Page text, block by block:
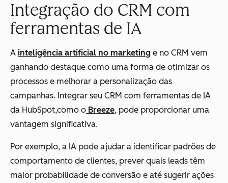
Integração do CRM com
ferramentas de IA
A inteligência artificial no marketing e no CRM vem
ganhando destaque como uma forma de otimizar os
processos e melhorar a personalização das
campanhas. Integrar seu CRM com ferramentas de IA
da HubSpot,como o Breeze, pode proporcionar uma
vantagem significativa.
Por exemplo, a IA pode ajudar a identificar padrões de
comportamento de clientes, prever quais leads têm
maior probabilidade de conversão e até sugerir ações